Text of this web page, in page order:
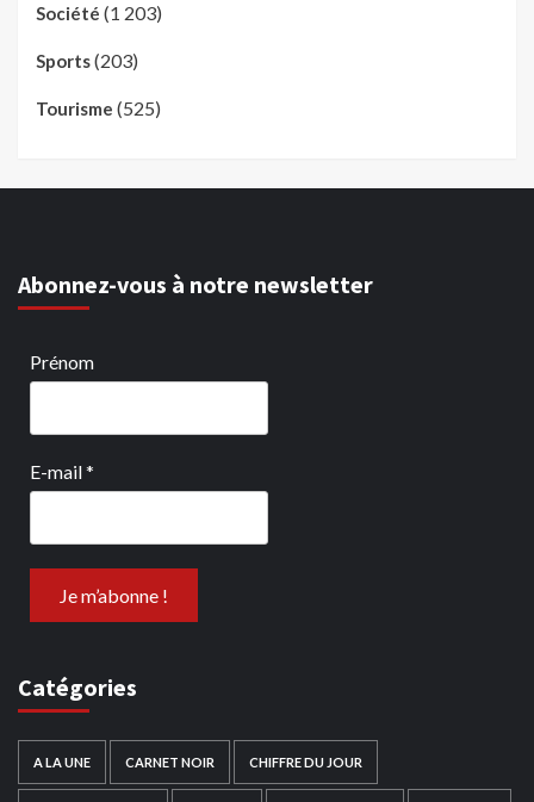
Société (1 203)
Sports(203)
Tourisme (525)
Abonnez-vous à notre newsletter
Prénom
E-mail*
Catégories
A LA UNE CARNET NOIR CHIFFRE DU JOUR